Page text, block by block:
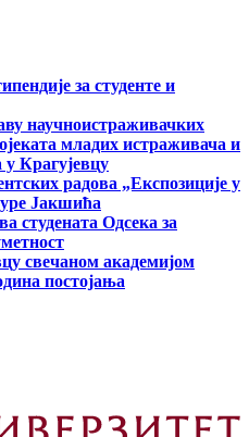
за студенте и
научноистраживачких
младих истраживача и
Крагујевцу
радова „Експозиције у
Јакшића
студената Одсека за
свечаном академијом
постојања